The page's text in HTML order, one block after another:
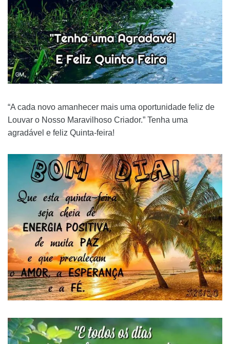
“A cada novo amanhecer mais uma oportunidade feliz de
Louvar o Nosso Maravilhoso Criador.” Tenha uma
agradável e feliz Quinta-feira!